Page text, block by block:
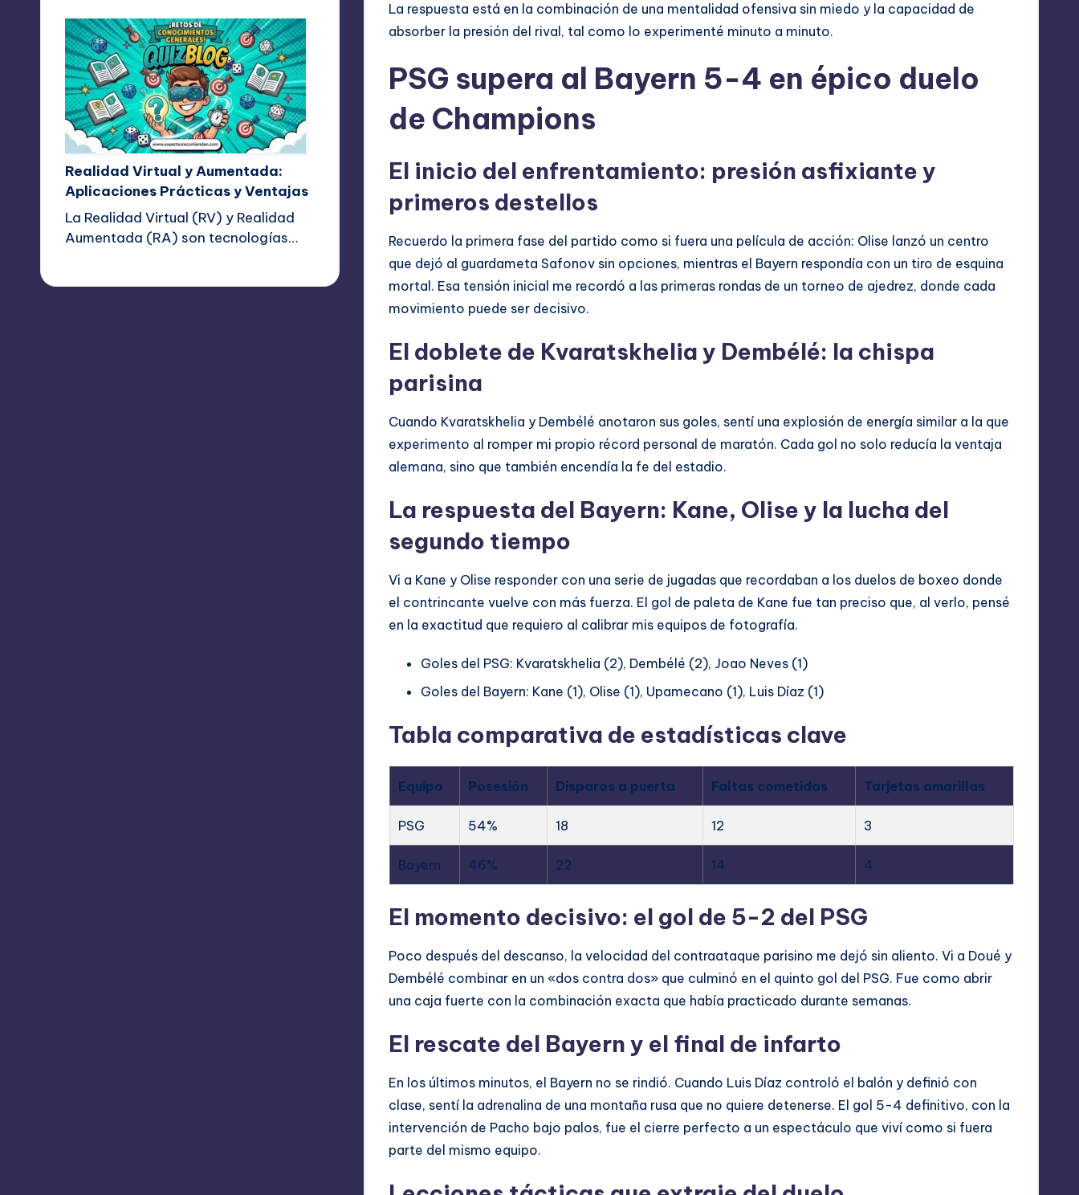
La respuesta está en la combinación de una mentalidad ofensiva sin miedo y la capacidad de
absorber la presión del rival, tal como lo experimenté minuto a minuto.
PSG supera al Bayern 5-4 en épico duelo
de Champions
El inicio del enfrentamiento: presión asfixiante y
primeros destellos
Recuerdo la primera fase del partido como si fuera una película de acción: Olise lanzó un centro
que dejó al guardameta Safonov sin opciones, mientras el Bayern respondía con un tiro de esquina
mortal. Esa tensión inicial me recordó a las primeras rondas de un torneo de ajedrez, donde cada
movimiento puede ser decisivo.
El doblete de Kvaratskhelia y Dembélé: la chispa
parisina
Cuando Kvaratskhelia y Dembélé anotaron sus goles, sentí una explosión de energía similar a la que
experimento al romper mi propio récord personal de maratón. Cada gol no solo reducía la ventaja
alemana, sino que también encendía la fe del estadio.
La respuesta del Bayern: Kane, Olise y la lucha del
segundo tiempo
Vi a Kane y Olise responder con una serie de jugadas que recordaban a los duelos de boxeo donde
el contrincante vuelve con más fuerza. El gol de paleta de Kane fue tan preciso que, al verlo, pensé
en la exactitud que requiero al calibrar mis equipos de fotografía.
Goles del PSG: Kvaratskhelia (2), Dembélé (2), Joao Neves (1)
Goles del Bayern: Kane (1), Olise (1), Upamecano (1), Luis Díaz (1)
Tabla comparativa de estadísticas clave
Equipo Posesión Disparos a puerta Faltas cometidas Tarjetas amarillas
PSG 54% 18 12 3
Bayern 46% 22 14 4
El momento decisivo: el gol de 5-2 del PSG
Poco después del descanso, la velocidad del contraataque parisino me dejó sin aliento. Vi a Doué y
Dembélé combinar en un «dos contra dos» que culminó en el quinto gol del PSG. Fue como abrir
una caja fuerte con la combinación exacta que había practicado durante semanas.
El rescate del Bayern y el final de infarto
En los últimos minutos, el Bayern no se rindió. Cuando Luis Díaz controló el balón y definió con
clase, sentí la adrenalina de una montaña rusa que no quiere detenerse. El gol 5-4 definitivo, con la
intervención de Pacho bajo palos, fue el cierre perfecto a un espectáculo que viví como si fuera
parte del mismo equipo.
Realidad Virtual y Aumentada:
Aplicaciones Prácticas y Ventajas
La Realidad Virtual (RV) y Realidad
Aumentada (RA) son tecnologías…